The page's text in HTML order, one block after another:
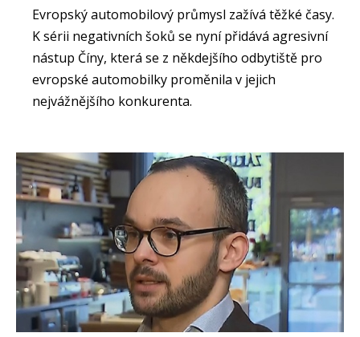
Evropský automobilový průmysl zažívá těžké časy.
K sérii negativních šoků se nyní přidává agresivní
nástup Číny, která se z někdejšího odbytiště pro
evropské automobilky proměnila v jejich
nejvážnějšího konkurenta.